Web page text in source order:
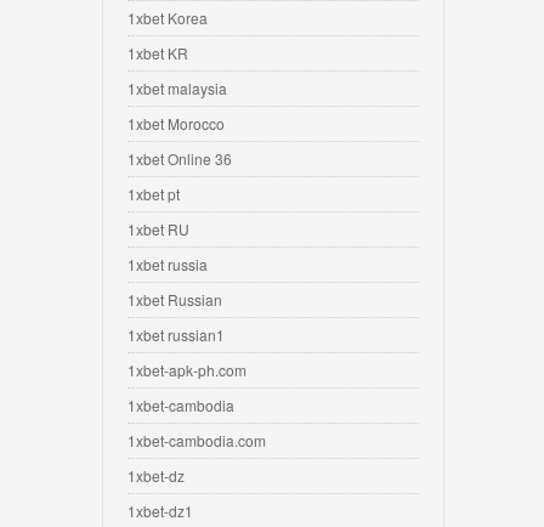
1xbet Korea
1xbet KR
1xbet malaysia
1xbet Morocco
1xbet Online 36
1xbet pt
1xbet RU
1xbet russia
1xbet Russian
1xbet russian1
1xbet-apk-ph.com
1xbet-cambodia
1xbet-cambodia.com
1xbet-dz
1xbet-dz1